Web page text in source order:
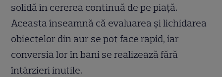
solidă în cererea continuă de pe piață.
Aceasta înseamnă că evaluarea și lichidarea
obiectelor din aur se pot face rapid, iar
conversia lor în bani se realizează fără
întârzieri inutile.